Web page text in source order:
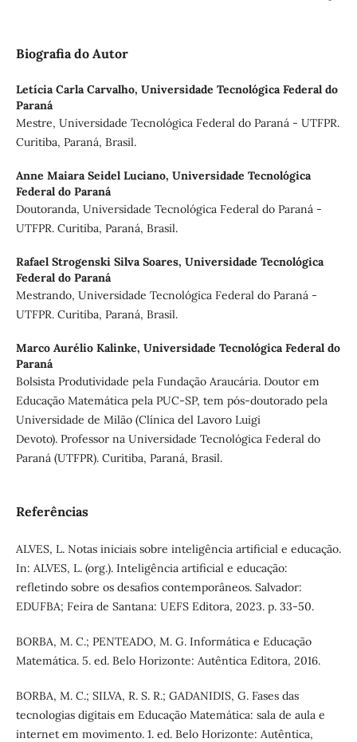
Biografia do Autor
Letícia Carla Carvalho, Universidade Tecnológica Federal do
Paraná
Mestre, Universidade Tecnológica Federal do Paraná - UTFPR.
Curitiba, Paraná, Brasil.
Anne Maiara Seidel Luciano, Universidade Tecnológica
Federal do Paraná
Doutoranda, Universidade Tecnológica Federal do Paraná -
UTFPR. Curitiba, Paraná, Brasil.
Rafael Strogenski Silva Soares, Universidade Tecnológica
Federal do Paraná
Mestrando, Universidade Tecnológica Federal do Paraná -
UTFPR. Curitiba, Paraná, Brasil.
Marco Aurélio Kalinke, Universidade Tecnológica Federal do
Paraná
Bolsista Produtividade pela Fundação Araucária. Doutor em
Educação Matemática pela PUC-SP, tem pós-doutorado pela
Universidade de Milão (Clínica del Lavoro Luigi
Devoto). Professor na Universidade Tecnológica Federal do
Paraná (UTFPR). Curitiba, Paraná, Brasil.
Referências
ALVES, L. Notas iniciais sobre inteligência artificial e educação.
In: ALVES, L. (org.). Inteligência artificial e educação:
refletindo sobre os desafios contemporâneos. Salvador:
EDUFBA; Feira de Santana: UEFS Editora, 2023. p. 33-50.
BORBA, M. C.; PENTEADO, M. G. Informática e Educação
Matemática. 5. ed. Belo Horizonte: Autêntica Editora, 2016.
BORBA, M. C.; SILVA, R. S. R.; GADANIDIS, G. Fases das
tecnologias digitais em Educação Matemática: sala de aula e
internet em movimento. 1. ed. Belo Horizonte: Autêntica,